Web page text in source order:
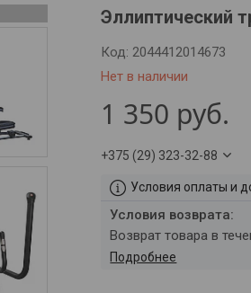
Эллиптический
Нет в наличии
Код: 2044412014673
1 350 руб.
+375 (29) 323-32-88
Условия оплаты и
возврат товара в
Подробнее